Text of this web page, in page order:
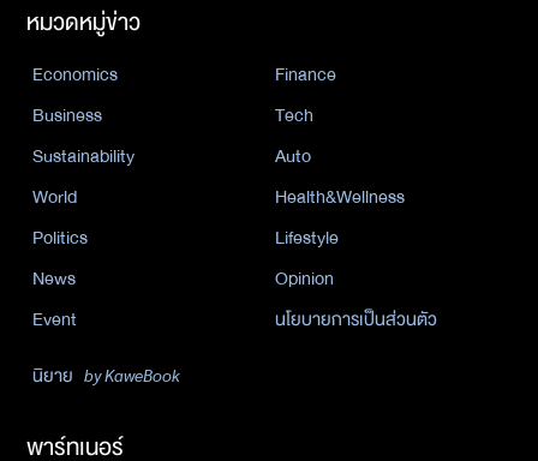
หมวดหมู่ข่าว
Economics
Finance
Business
Tech
Sustainability
Auto
World
Health&Wellness
Politics
Lifestyle
News
Opinion
Event
นโยบายการเป็นส่วนตัว
นิยาย by KaweBook
พาร์ทเนอร์